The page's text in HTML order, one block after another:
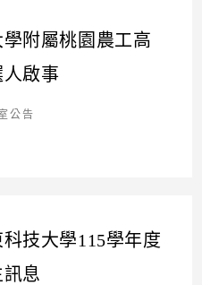
附屬桃園農工高
啟事
公告
科技大學115學年度
息